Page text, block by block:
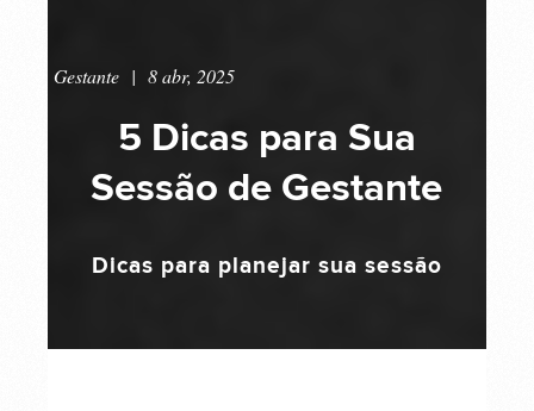
Gestante| 8 abr, 2025
5 Dicas para Sua
Sessão de Gestante
Dicas para planejar sua sessão